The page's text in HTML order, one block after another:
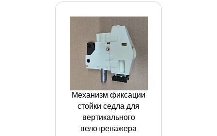
Механизм фиксации
стойки седла для
вертикального
велотренажера